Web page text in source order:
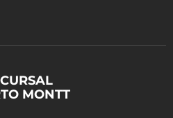
MONTT